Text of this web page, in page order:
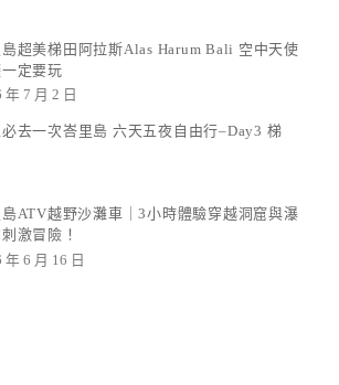
超美梯田阿拉斯Alas Harum Bali 空中天使
定要玩
年 7 月 2 日
去一次峇里島 六天五夜自由行–Day3 梯
ATV越野沙灘車｜3小時體驗穿越洞窟與瀑
激冒險！
年 6 月 16 日